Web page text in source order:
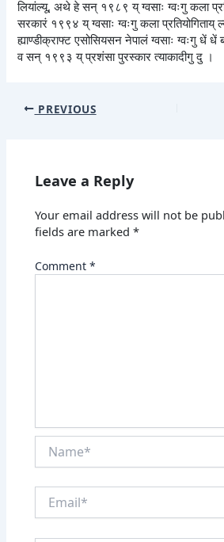
लियांल्यू, अथे हे सन् १९८९ य् ग्वसाः ग्वःगु कला
सरकारं १९९४ य् ग्वसाः ग्वःगु कला
ह्याण्डीक्राफ्ट एसोसियसन नेपालं ग्वसाः ग्वःगु धें
व सन् १९९३ य् प्रशंसा पुरस्कार त्याकादीगु दु ।
PREVIOUS
Leave a Reply
Your email address will not be
fields are marked*
Comment*